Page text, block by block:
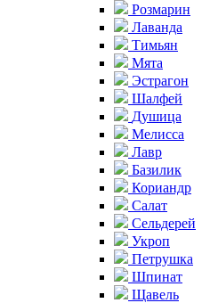
Розмарин
Лаванда
Тимьян
Мята
Эстрагон
Шалфей
Душица
Мелисса
Лавр
Базилик
Кориандр
Салат
Сельдерей
Укроп
Петрушка
Шпинат
Щавель